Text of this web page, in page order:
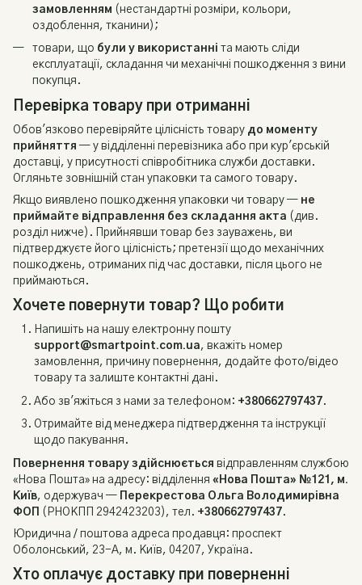
замовленням (нестандартні розміри, кольори,
оздоблення, тканини);
товари, що були у використанні та мають сліди
експлуатації, складання чи механічні пошкодження з вини
покупця.
Перевірка товару при отриманні
Обов'язково перевіряйте цілісність товару до моменту
прийняття — у відділенні перевізника або при кур'єрській
доставці, у присутності співробітника служби доставки.
Огляньте зовнішній стан упаковки та самого товару.
Якщо виявлено пошкодження упаковки чи товару — не
приймайте відправлення без складання акта (див.
розділ нижче). Прийнявши товар без зауважень, ви
підтверджуєте його цілісність; претензії щодо механічних
пошкоджень, отриманих під час доставки, після цього не
приймаються.
Хочете повернути товар? Що робити
Напишіть на нашу електронну пошту
support@smartpoint.com.ua, вкажіть номер
замовлення, причину повернення, додайте фото/відео
товару та залиште контактні дані.
Або зв'яжіться з нами за телефоном: +380662797437.
Отримайте від менеджера підтвердження та інструкції
щодо пакування.
Повернення товару здійснюється відправленням службою
«Нова Пошта» на адресу: відділення «Нова Пошта» №121, м.
Київ, одержувач — Перекрестова Ольга Володимирівна
ФОП (РНОКПП 2942423203), тел. +380662797437.
Юридична / поштова адреса продавця: проспект
Оболонський, 23-А, м. Київ, 04207, Україна.
Хто оплачує доставку при поверненні